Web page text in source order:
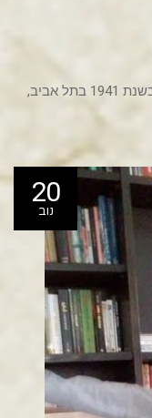
דוד תגר הוא בנו הצעיר של ברוך תגר, נולד בשנת 1941 בתל אביב,
20
נוב